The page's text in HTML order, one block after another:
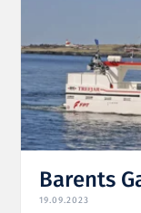
Barents
19.09.2023